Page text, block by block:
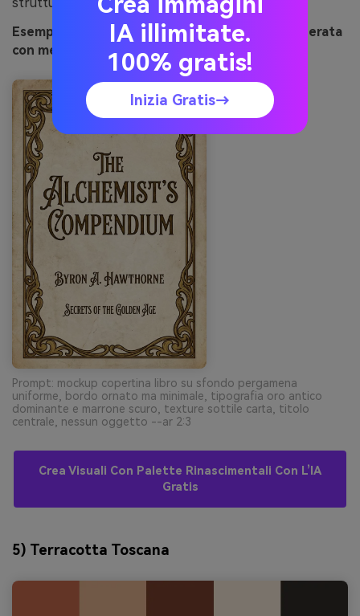
Esempio d’immagine di manoscritto dorato generata
con media.io
Prompt: mockup copertina libro su sfondo pergamena
uniforme, bordo ornato ma minimale, tipografia oro antico
dominante e marrone scuro, texture sottile carta, titolo
centrale, nessun oggetto --ar 2:3
Crea Visuali Con Palette Rinascimentali Con L’IA
Gratis
5) Terracotta Toscana
IA illimitate.
100% gratis!
Inizia Gratis→